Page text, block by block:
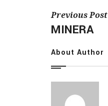
Previous Post
MINERA
About Author